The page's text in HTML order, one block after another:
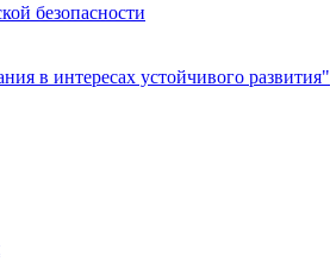
безопасности
в интересах устойчивого развития"